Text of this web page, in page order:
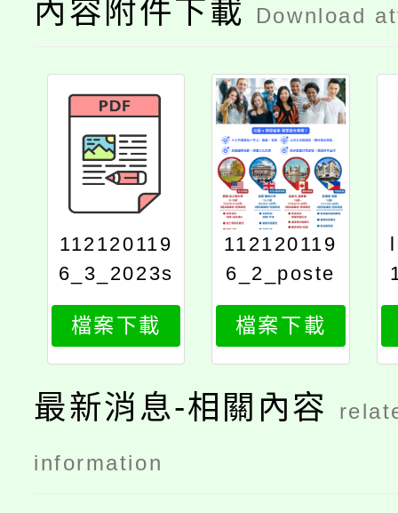
內容附件下載 Download
112120119
6_3_2023s
tudyabroa
d
檔案下載
112120119
6_2_poste
r
檔案下載
最新消息-相關內容
information